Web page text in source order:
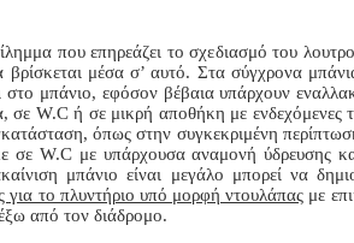
που επηρεάζει το σχεδιασμό του
βρίσκεται μέσα σ’ αυτό. Στα σύγχρονα
στο μπάνιο, εφόσον βέβαια υπάρχουν
σε W.C ή σε μικρή αποθήκη με ενδεχόμενες
όπως στην συγκεκριμένη
σε W.C με υπάρχουσα αναμονή ύδρευσης
μπάνιο είναι μεγάλο μπορεί να
για το πλυντήριο υπό μορφή ντουλάπας με
από τον διάδρομο.